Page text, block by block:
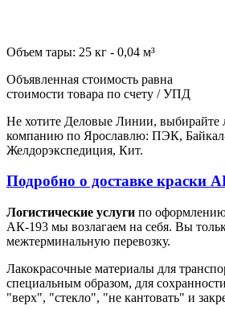
Объем тары: 25 кг - 0,04 м³
Объявленная стоимость равна
стоимости товара по счету / УПД
Не хотите Деловые Линии,
компанию по Ярославлю: ПЭК,
Желдорэкспедиция, Кит.
Подробно о доставке краски
Логистические услуги по оформлению
АК-193 мы возлагаем на себя. Вы
межтерминальную перевозку.
Лакокрасочные материалы для
специальным образом, для
"верх", "стекло", "не кантовать" и